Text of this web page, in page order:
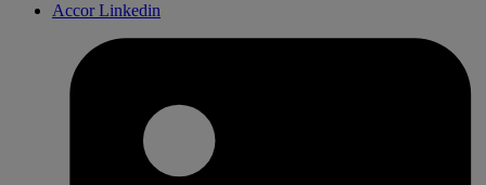
Accor Linkedin